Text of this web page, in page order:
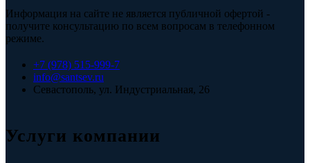
Информация на сайте не является публичной офертой -
получите консультацию по всем вопросам в телефонном
режиме.
+7 (978) 515-999-7
info@santsev.ru
Севастополь, ул. Индустриальная, 26
Услуги компании